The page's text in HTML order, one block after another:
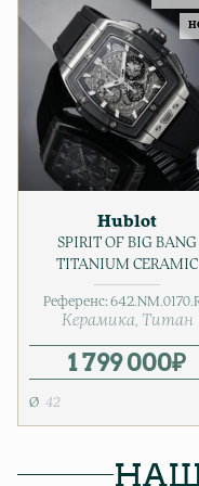
Hublot
SPIRIT OF BIG BANG
TITANIUM CERAMIC
Референс:
Керамика Титан
1 799 000₽
42